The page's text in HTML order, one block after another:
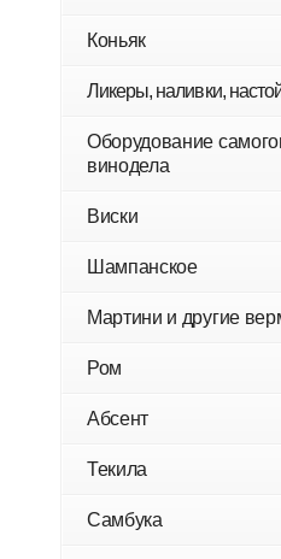
Коньяк
Ликеры, наливки,
Оборудование
винодела
Виски
Шампанское
Мартини и другие
Ром
Абсент
Текила
Самбука